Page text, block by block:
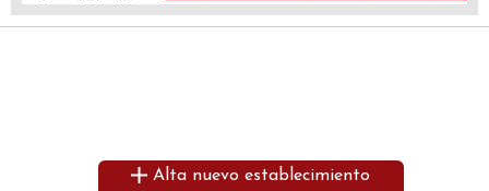
Alta nuevo establecimiento